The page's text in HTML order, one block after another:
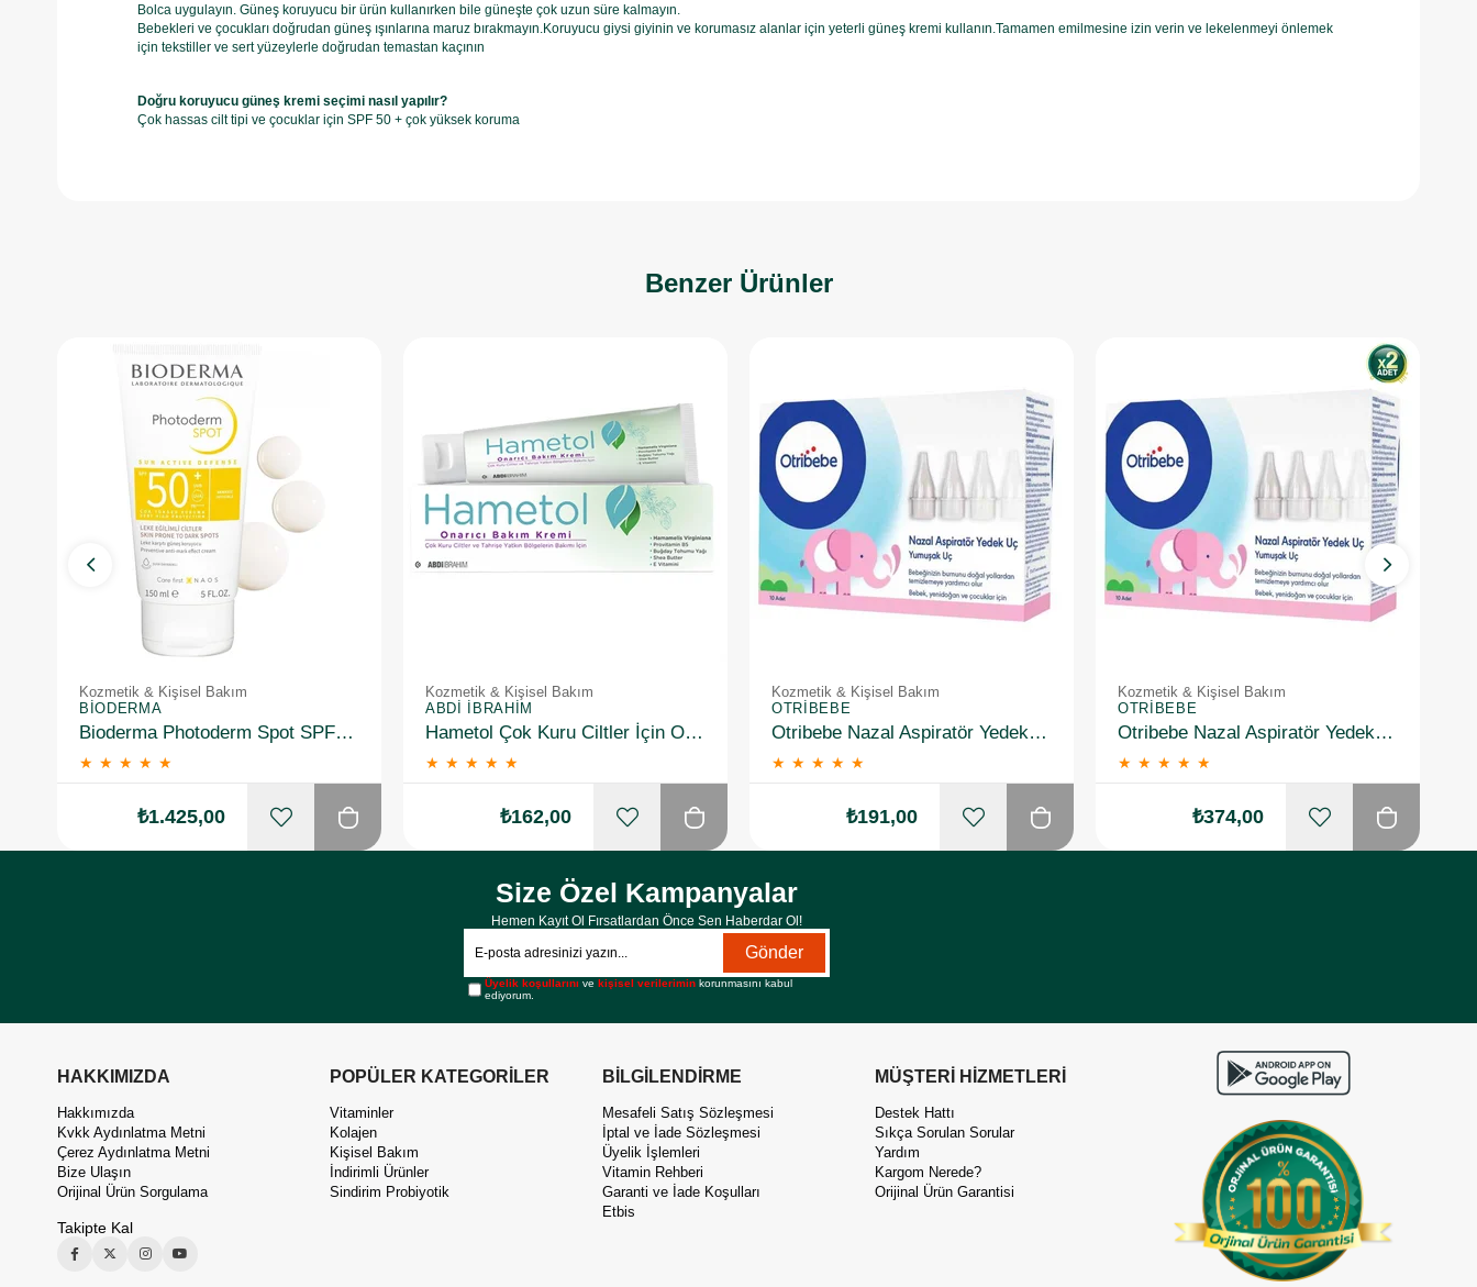
Bolca uygulayın. Güneş koruyucu bir ürün kullanırken bile güneşte çok uzun süre kalmayın.
Bebekleri ve çocukları doğrudan güneş ışınlarına maruz bırakmayın.Koruyucu giysi giyinin ve korumasız alanlar için yeterli güneş kremi kullanın.Tamamen emilmesine izin verin ve lekelenmeyi önlemek
için tekstiller ve sert yüzeylerle doğrudan temastan kaçının
Doğru koruyucu güneş kremi seçimi nasıl yapılır?
Çok hassas cilt tipi ve çocuklar için SPF 50 + çok yüksek koruma
Benzer Ürünler
Kozmetik & Kişisel Bakım
BIODERMA
Bioderma Photoderm Spot SPF50+ 150 ml
★ ★ ★ ★ ★
₺1.425,00
Kozmetik & Kişisel Bakım
ABDI İBRAHIM
Hametol Çok Kuru Ciltler İçin Onarıcı Bakım Kremi 30 g
★ ★ ★ ★ ★
₺162,00
Kozmetik & Kişisel Bakım
OTRIBEBE
Otribebe Nazal Aspiratör Yedek Uç 10 Adet
★ ★ ★ ★ ★
₺191,00
Kozmetik & Kişisel Bakım
OTRIBEBE
Otribebe Nazal Aspiratör Yedek Uç 10 Adet 2 Adet
★ ★ ★ ★ ★
₺374,00
Size Özel Kampanyalar
Hemen Kayıt Ol Fırsatlardan Önce Sen Haberdar Ol!
Gönder
Üyelik koşullarını vekişisel verilerimin korunmasını kabul
ediyorum.
HAKKIMIZDA
Hakkımızda
Kvkk Aydınlatma Metni
Çerez Aydınlatma Metni
Bize Ulaşın
Orijinal Ürün Sorgulama
Takipte Kal
POPÜLER KATEGORİLER
Vitaminler
Kolajen
Kişisel Bakım
İndirimli Ürünler
Sindirim Probiyotik
BİLGİLENDİRME
Mesafeli Satış Sözleşmesi
İptal ve İade Sözleşmesi
Üyelik İşlemleri
Vitamin Rehberi
Garanti ve İade Koşulları
Etbis
MÜŞTERİ HİZMETLERİ
Destek Hattı
Sıkça Sorulan Sorular
Yardım
Kargom Nerede?
Orijinal Ürün Garantisi